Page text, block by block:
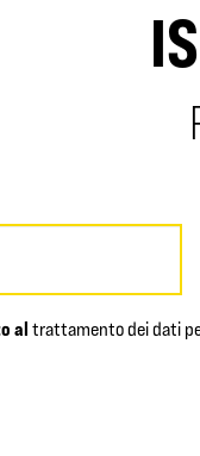
al trattamento dei dati